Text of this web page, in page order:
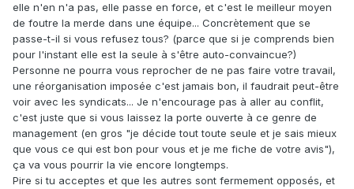
elle n'en n'a pas, elle passe en force, et c'est le meilleur moyen
de foutre la merde dans une équipe... Concrètement que se
passe-t-il si vous refusez tous? (parce que si je comprends bien
pour l'instant elle est la seule à s'être auto-convaincue?)
Personne ne pourra vous reprocher de ne pas faire votre travail,
une réorganisation imposée c'est jamais bon, il faudrait peut-être
voir avec les syndicats... Je n'encourage pas à aller au conflit,
c'est juste que si vous laissez la porte ouverte à ce genre de
management (en gros "je décide tout toute seule et je sais mieux
que vous ce qui est bon pour vous et je me fiche de votre avis"),
ça va vous pourrir la vie encore longtemps.
Pire si tu acceptes et que les autres sont fermement opposés, et